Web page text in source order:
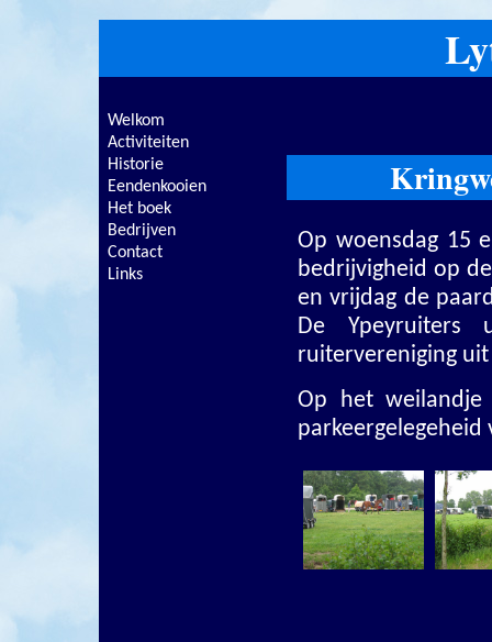
Welkom
Activiteiten
Historie
Eendenkooien
Het boek
Bedrijven
Contact
Links
Op woensdag 15
bedrijvigheid op
en vrijdag de
De Ypeyruiters
ruitervereniging
Op het